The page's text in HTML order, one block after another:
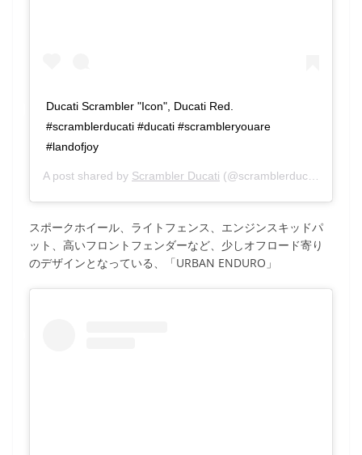
Ducati Scrambler "Icon", Ducati Red.
#scramblerducati #ducati #scrambleryouare
#landofjoy
A post shared by Scrambler Ducati (@scramblerducati) on
スポークホイール、ライトフェンス、エンジンスキッドパ
ット、高いフロントフェンダーなど、少しオフロード寄り
のデザインとなっている、「URBAN ENDURO」